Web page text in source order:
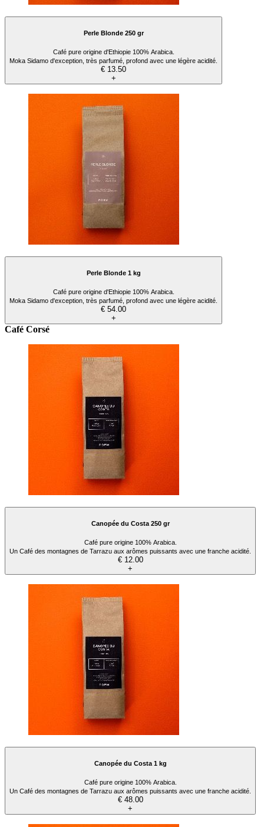
Perle Blonde 250 gr
Café pure origine d'Ethiopie 100% Arabica.
Moka Sidamo d'exception, très parfumé, profond avec une légère acidité.
€ 13.50
+
Perle Blonde 1 kg
Café pure origine d'Ethiopie 100% Arabica.
Moka Sidamo d'exception, très parfumé, profond avec une légère acidité.
€ 54.00
+
Café Corsé
Canopée du Costa 250 gr
Café pure origine 100% Arabica.
Un Café des montagnes de Tarrazu aux arômes puissants avec une franche acidité.
€ 12.00
+
Canopée du Costa 1 kg
Café pure origine 100% Arabica.
Un Café des montagnes de Tarrazu aux arômes puissants avec une franche acidité.
€ 48.00
+